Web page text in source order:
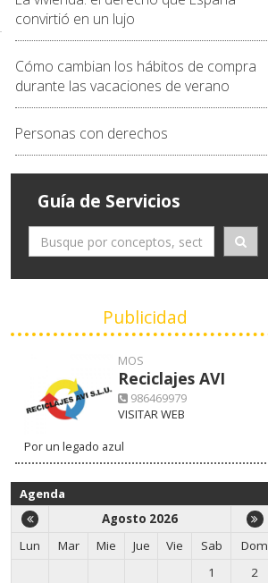
convirtió en un lujo
Cómo cambian los hábitos de compra
durante las vacaciones de verano
Personas con derechos
Guía de Servicios
Publicidad
MOS
Reciclajes AVI
986469979
VISITAR WEB
Por un legado azul
Agenda
Agosto 2026
Lun
Mar Mie Jue Vie Sab
Dom
1
2